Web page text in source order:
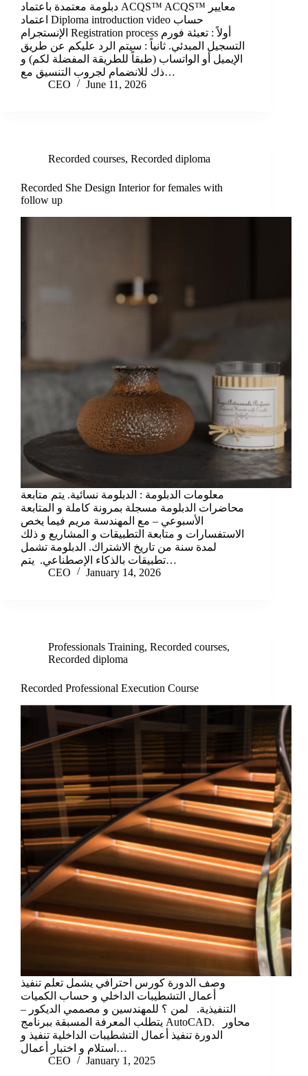
دبلومة معتمدة باعتماد ACQS™ ACQS™ معايير
اعتماد Diploma introduction video حساب
الإنستجرام Registration process أولاً : تعبئة فورم
التسجيل المبدئي. ثانياً : سيتم الرد عليكم عن طريق
الإيميل أو الواتساب (طبقاً للطريقة المفضلة لكم) و
ذك للانضمام لجروب التنسيق مع…
CEO
June 11, 2026
Recorded courses, Recorded diploma
Recorded She Design Interior for females with
follow up
معلومات الدبلومة : الدبلومة نسائية. يتم متابعة
محاضرات الدبلومة مسجلة بمرونة كاملة و المتابعة
الأسبوعي – مع المهندسة مريم فيما يخص
الاستفسارات و متابعة التطبيقات و المشاريع و ذلك
لمدة سنة من تاريخ الاشتراك. الدبلومة تشمل
تطبيقات بالذكاء الإصطناعي. يتم…
CEO
January 14, 2026
Professionals Training, Recorded courses,
Recorded diploma
Recorded Professional Execution Course
وصف الدورة كورس احترافي يشمل تعلم تنفيذ
أعمال التشطيبات الداخلي و حساب الكميات
التنفيذية. لمن ؟ للمهندسين و مصممي الديكور –
يتطلب المعرفة المسبقة ببرنامج AutoCAD. محاور
الدورة تنفيذ أعمال التشطيبات الداخلية تنفيذ و
استلام و اختبار أعمال…
CEO
January 1, 2025